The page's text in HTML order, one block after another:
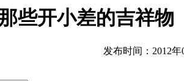
些开小差的吉祥物
发布时间：2012年